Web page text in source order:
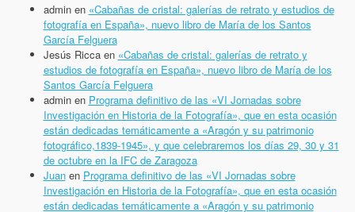
adminen «Cabañas de cristal: galerías de retrato y estudios de
fotografía en España», nuevo libro de María de los Santos
García Felguera
Jesús Riccaen «Cabañas de cristal: galerías de retrato y
estudios de fotografía en España», nuevo libro de María de los
Santos García Felguera
adminen Programa definitivo de las «VI Jornadas sobre
Investigación en Historia de la Fotografía», que en esta ocasión
están dedicadas temáticamente a «Aragón y su patrimonio
fotográfico,1839-1945», y que celebraremos los días 29, 30 y 31
de octubre en la IFC de Zaragoza
Juanen Programa definitivo de las «VI Jornadas sobre
Investigación en Historia de la Fotografía», que en esta ocasión
están dedicadas temáticamente a «Aragón y su patrimonio